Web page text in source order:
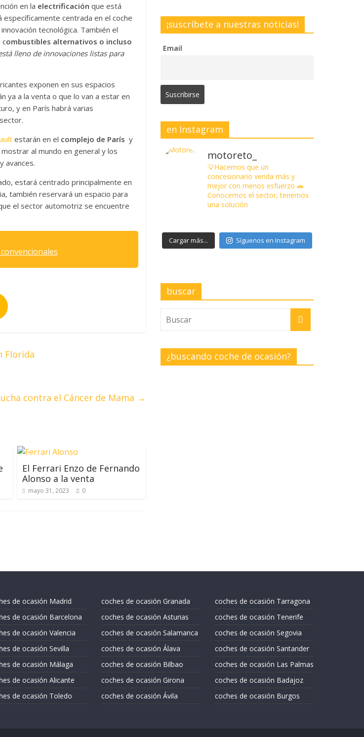
en la electrificación que está
centrada en el coche
tecnológica. También el
combustibles alternativos o incluso
lleno de innovaciones listas para
exponen en sus espacios
ya a la venta o que lo van a estar en
y en París habrá varias
estarán en el complejo de París y
al mundo en general y los
avances.
estará centrado principalmente en
también reservará un espacio para
el sector automotriz se encuentre
Florida
contra el Cáncer de Mama →
El Ferrari Enzo de Fernando
Alonso a la venta
mayo 31, 2023 0
¡suscríbete a nuestras noticias!
Email
en Instagram
motoreto_
💡Hacemos que un
concesionario venda más y
mejor con menos esfuerzo 🚗
Conocemos el sector, tenemos
una solución
Cargar más... Síguenos en Instagram
buscar
¿buscando coche de ocasión?
de ocasión Madrid
de ocasión Barcelona
de ocasión Valencia
de ocasión Sevilla
de ocasión Málaga
de ocasión Alicante
de ocasión Toledo
coches de ocasión Granada
coches de ocasión Asturias
coches de ocasión Salamanca
coches de ocasión Álava
coches de ocasión Bilbao
coches de ocasión Girona
coches de ocasión Ávila
coches de ocasión Tarragona
coches de ocasión Tenerife
coches de ocasión Segovia
coches de ocasión Santander
coches de ocasión Las Palmas
coches de ocasión Badajoz
coches de ocasión Burgos